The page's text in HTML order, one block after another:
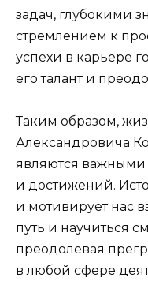
задач, глубокими
стремлением к
успехи в карьере
его талант и
Таким образом,
Александровича
являются важными
и достижений.
и мотивирует нас
путь и научиться
преодолевая
в любой сфере